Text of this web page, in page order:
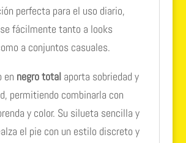
perfecta para el uso diario,
fácilmente tanto a looks
a conjuntos casuales.
en negro totalaporta sobriedad y
permitiendo combinarla con
y color. Su silueta sencilla y
el pie con un estilo discreto y